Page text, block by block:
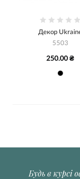
Декор
5503
250.00 ₴
Будь в курсі